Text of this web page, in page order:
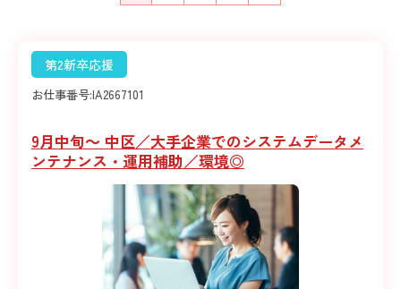
第2新卒応援
お仕事番号:IA2667101
9月中旬～ 中区／大手企業でのシステムデータメ
ンテナンス・運用補助／環境◎